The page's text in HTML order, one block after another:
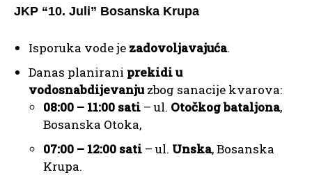
JKP “10. Juli” Bosanska Krupa
Isporuka vode je zadovoljavajuća.
Danas planirani prekidi u
vodosnabdijevanjuzbog sanacije kvarova:
08:00 – 11:00 sati – ul. Otočkog bataljona,
Bosanska Otoka,
07:00 – 12:00 sati – ul. Unska, Bosanska
Krupa.